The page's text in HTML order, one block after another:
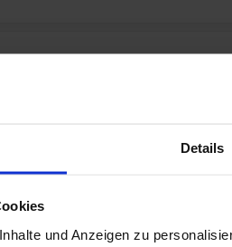
Details
und Anzeigen zu